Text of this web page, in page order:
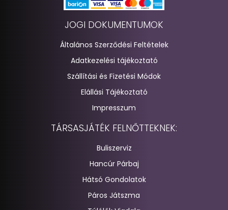
JOGI DOKUMENTUMOK
Általános Szerződési Feltételek
Adatkezelési tájékoztató
Szállítási és Fizetési Módok
Elállási Tájékoztató
Impresszum
TÁRSASJÁTÉK FELNŐTTEKNEK:
Buliszerviz
Hancúr Párbaj
Hátsó Gondolatok
Páros Játszma